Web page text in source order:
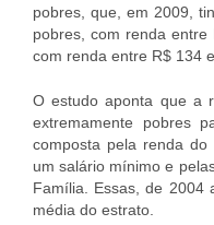
pobres, que, em 2009,
pobres, com renda
com renda entre R$ 134
O estudo aponta que a
extremamente pobres
composta pela renda
um salário mínimo e
Família. Essas, de 2004
média do estrato.